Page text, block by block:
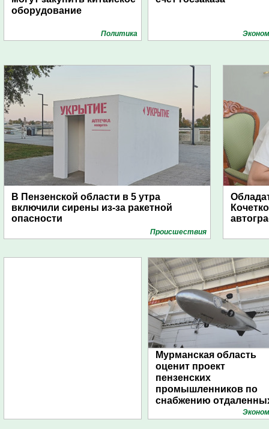
оборудование
Политика
В Пензенской области в 5 утра
включили сирены из-за ракетной
опасности
Проиcшествия
Мурманская область
оценит проект
пензенских
промышленников по
снабжению
поселений с помощью